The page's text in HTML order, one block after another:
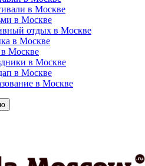
в Москве
в Москве
отдых в Москве
в Москве
Москве
в Москве
в Москве
в Москве